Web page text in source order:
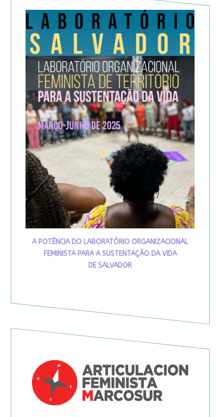
A POTÊNCIA DO LABORATÓRIO ORGANIZACIONAL
FEMINISTA PARA A SUSTENTAÇÃO DA VIDA
DE SALVADOR